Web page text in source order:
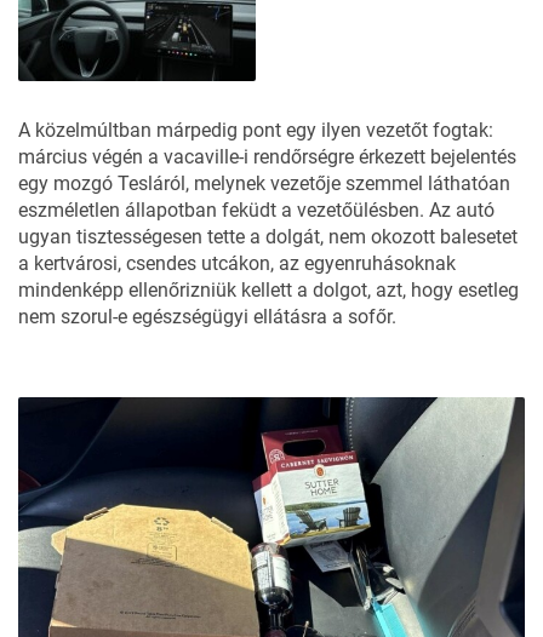
A közelmúltban márpedig pont egy ilyen vezetőt fogtak:
március végén a vacaville-i rendőrségre érkezett bejelentés
egy mozgó Tesláról, melynek vezetője szemmel láthatóan
eszméletlen állapotban feküdt a vezetőülésben. Az autó
ugyan tisztességesen tette a dolgát, nem okozott balesetet
a kertvárosi, csendes utcákon, az egyenruhásoknak
mindenképp ellenőrizniük kellett a dolgot, azt, hogy esetleg
nem szorul-e egészségügyi ellátásra a sofőr.